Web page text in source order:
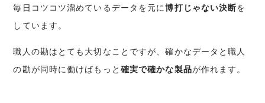
毎日コツコツ溜めているデータを元に博打じゃない決断を
しています。
職人の勘はとても大切なことですが、確かなデータと職人
の勘が同時に働けばもっと 確実で確かな製品が作れます。